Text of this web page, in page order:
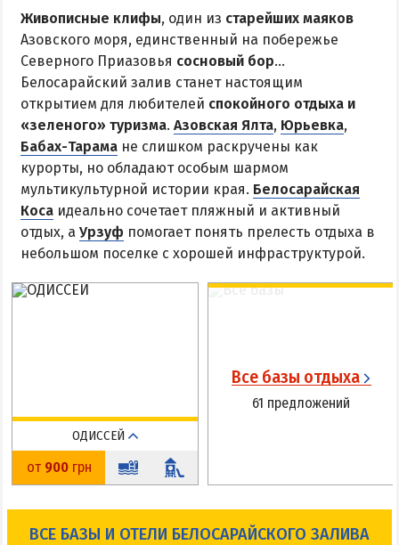
Живописные клифы, один из старейших маяков
Азовского моря, единственный на побережье
Северного Приазовья сосновый бор…
Белосарайский залив станет настоящим
открытием для любителей спокойного отдыха и
«зеленого» туризма. Азовская Ялта, Юрьевка,
Бабах-Тарама не слишком раскручены как
курорты, но обладают особым шармом
мультикультурной истории края. Белосарайская
Коса идеально сочетает пляжный и активный
отдых, а Урзуф помогает понять прелесть отдыха в
небольшом поселке с хорошей инфраструктурой.
ОДИССЕЙ
Юрьевка
До пляжа: 100 м
На карте
от 900грн
Все базы отдыха
61 предложений
ВСЕ БАЗЫ И ОТЕЛИ БЕЛОСАРАЙСКОГО ЗАЛИВА